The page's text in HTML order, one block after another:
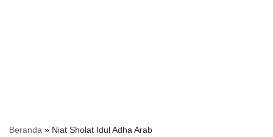
Beranda » Niat Sholat Idul Adha Arab